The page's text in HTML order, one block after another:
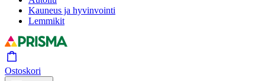
Kauneus ja hyvinvointi
Lemmikit
Ostoskori